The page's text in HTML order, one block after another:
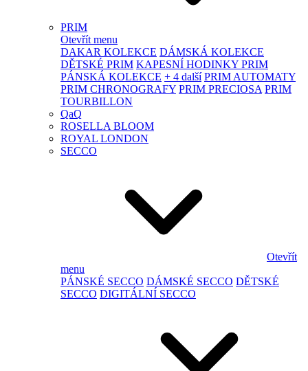
PRIM
Otevřít menu
DAKAR KOLEKCE DÁMSKÁ KOLEKCE
DĚTSKÉ PRIM KAPESNÍ HODINKY PRIM
PÁNSKÁ KOLEKCE + 4 další PRIM AUTOMATY
PRIM CHRONOGRAFY PRIM PRECIOSA PRIM
TOURBILLON
QaQ
ROSELLA BLOOM
ROYAL LONDON
SECCO
Otevřít
menu
PÁNSKÉ SECCO DÁMSKÉ SECCO DĚTSKÉ
SECCO DIGITÁLNÍ SECCO